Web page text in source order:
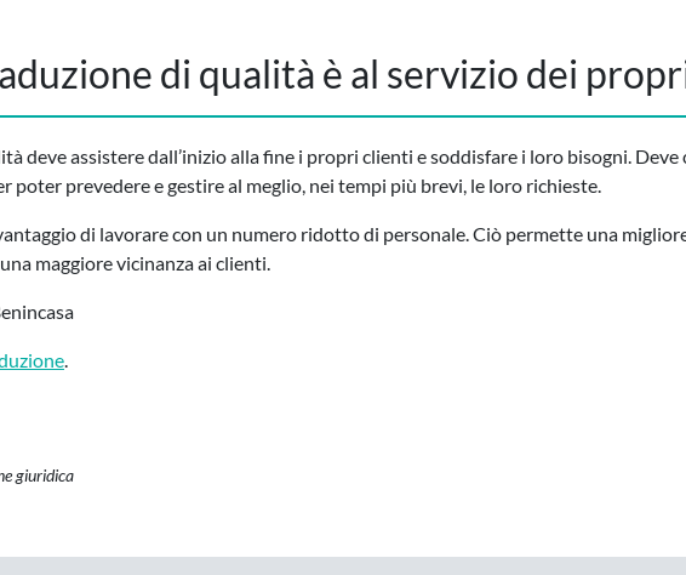
di qualità è al servizio dei
deve assistere dall’inizio alla fine i propri clienti e soddisfare i loro bisogni. Deve
poter prevedere e gestire al meglio, nei tempi più brevi, le loro richieste.
di lavorare con un numero ridotto di personale. Ciò permette una
maggiore vicinanza ai clienti.
.
giuridica